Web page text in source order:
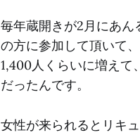
毎年蔵開きが2月にあ
の方に参加して頂いて
1,400人くらいに増えて
だったんです。
女性が来られるとリキ